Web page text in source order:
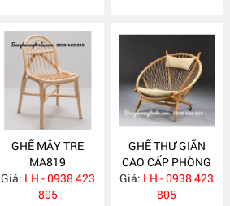
GHẾ MÂY TRE
MA819
Giá: LH - 0938 423
805
GHẾ THƯ GIÃN
CAO CẤP PHÒNG
KHÁCH MA818
Giá: LH - 0938 423
805